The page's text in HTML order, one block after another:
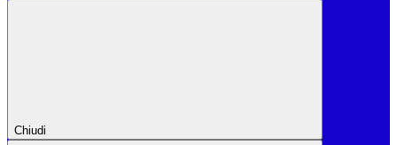
Chiudi